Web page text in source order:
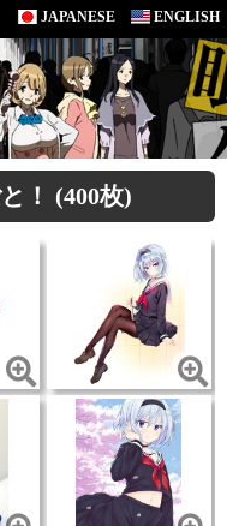
JAPANESE ENGLISH
！ (400枚)